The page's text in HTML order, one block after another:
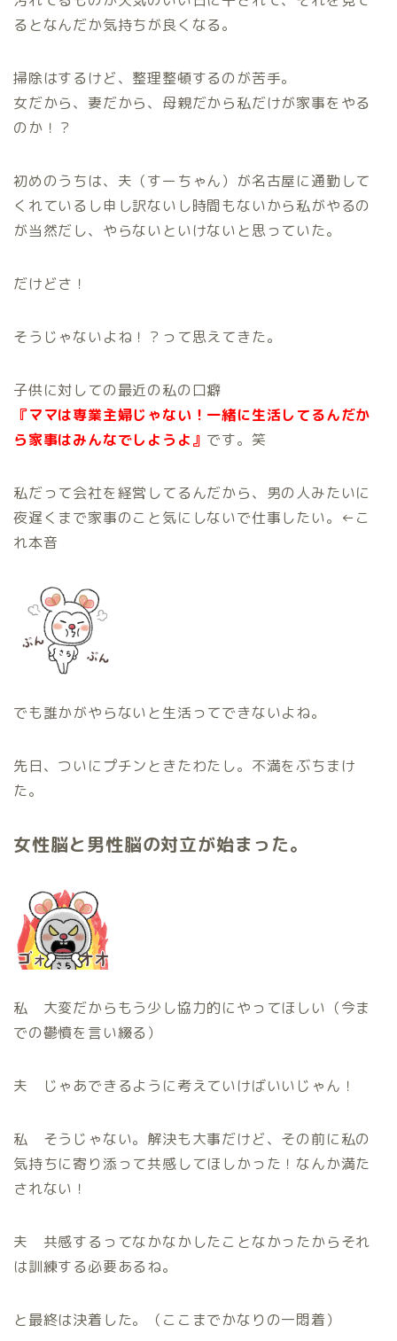
るとなんだか気持ちが良くなる。
掃除はするけど、整理整頓するのが苦手。
女だから、妻だから、母親だから私だけが家事をやる
のか！？
初めのうちは、夫（すーちゃん）が名古屋に通勤して
くれているし申し訳ないし時間もないから私がやるの
が当然だし、やらないといけないと思っていた。
だけどさ！
そうじゃないよね！？って思えてきた。
子供に対しての最近の私の口癖
『ママは専業主婦じゃない！一緒に生活してるんだか
ら家事はみんなでしようよ』 です。笑
私だって会社を経営してるんだから、男の人みたいに
夜遅くまで家事のこと気にしないで仕事したい。←こ
れ本音
でも誰かがやらないと生活ってできないよね。
先日、ついにプチンときたわたし。不満をぶちまけ
た。
女性脳と男性脳の対立が始まった。
私 大変だからもう少し協力的にやってほしい（今ま
での鬱憤を言い綴る）
夫 じゃあできるように考えていけばいいじゃん！
私 そうじゃない。解決も大事だけど、その前に私の
気持ちに寄り添って共感してほしかった！なんか満た
されない！
夫 共感するってなかなかしたことなかったからそれ
は訓練する必要あるね。
と最終は決着した。（ここまでかなりの一悶着）